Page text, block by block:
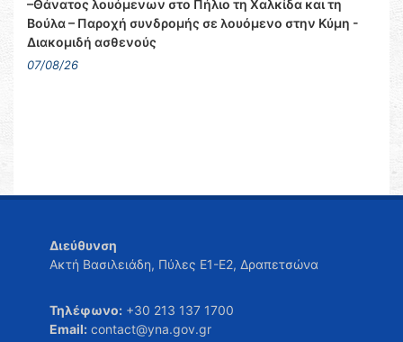
–Θάνατος λουόμενων στο Πήλιο τη Χαλκίδα και τη
Βούλα – Παροχή συνδρομής σε λουόμενο στην Κύμη -
Διακομιδή ασθενούς
07/08/26
Διεύθυνση
Ακτή Βασιλειάδη, Πύλες Ε1-Ε2, Δραπετσώνα
Τηλέφωνο: +30 213 137 1700
Email: contact@yna.gov.gr